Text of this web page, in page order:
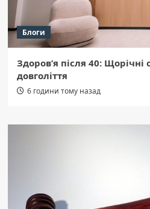
Блоги
Здоров’я після 40:
довголіття
6 години тому назад